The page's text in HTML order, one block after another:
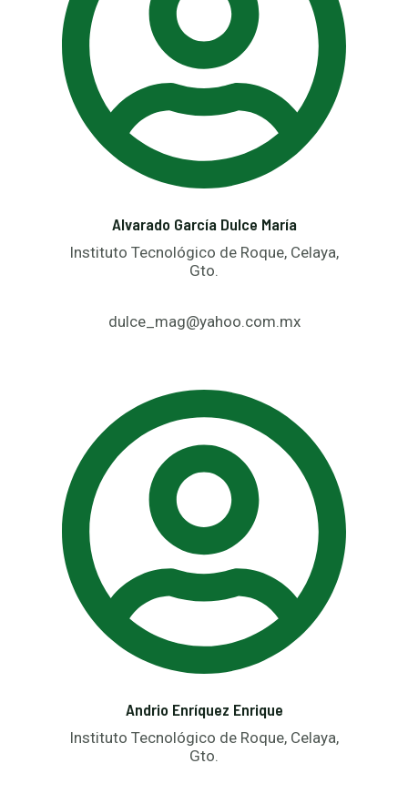
Alvarado García Dulce María
Instituto Tecnológico de Roque, Celaya,
Gto.
dulce_mag@yahoo.com.mx
Andrio Enríquez Enrique
Instituto Tecnológico de Roque, Celaya,
Gto.